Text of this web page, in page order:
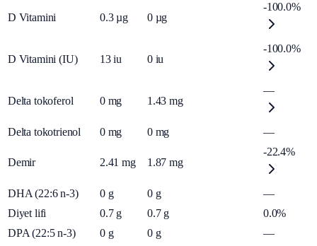
D Vitamini 0.3 µg 0 µg
-100.0%
D Vitamini (IU) 13 iu 0 iu
-100.0%
Delta tokoferol 0 mg 1.43 mg
—
Delta tokotrienol 0 mg 0 mg —
Demir 2.41 mg 1.87 mg
-22.4%
DHA (22:6 n-3) 0 g 0 g
—
Diyet lifi
0.7 g 0.7 g
0.0%
DPA (22:5 n-3)
0 g 0 g
—